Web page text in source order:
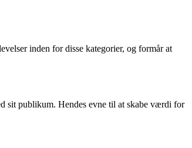
inden for disse kategorier, og formår at
sit publikum. Hendes evne til at skabe værdi for